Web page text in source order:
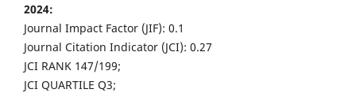
2024:
Journal Impact Factor (JIF): 0.1
Journal Citation Indicator (JCI): 0.27
JCI RANK 147/199;
JCI QUARTILE Q3;